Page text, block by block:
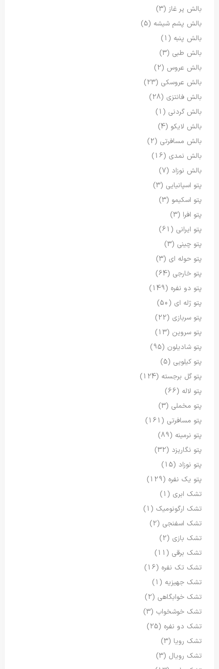
بالش پر غاز (3)
بالش پشم شیشه (5)
بالش پنبه (1)
بالش طبی (3)
بالش عروس (2)
بالش عروسکی (23)
بالش فانتزی (28)
بالش گردنی (1)
بالش لایکو (4)
بالش مسافرتی (2)
بالش نمدی (16)
بالش نوزاد (7)
پتو اسپانیایی (3)
پتو اسکیمو (3)
پتو افرا (3)
پتو ایرانی (61)
پتو چینی (3)
پتو حوله ای (3)
پتو خارجی (64)
پتو دو نفره (149)
پتو ژله ای (50)
پتو سربازی (22)
پتو سروین (13)
پتو شادیلون (95)
پتو کیلویی (5)
پتو گل برجسته (124)
پتو لاله (66)
پتو مخملی (3)
پتو مسافرتی (161)
پتو نرمینه (89)
پتو نگاریزد (32)
پتو نوزاد (15)
پتو یک نفره (129)
تشک ابری (1)
تشک ارگونومیک (1)
تشک اسفنجی (2)
تشک بازی (2)
تشک برقی (11)
تشک تک نفره (16)
تشک جهیزیه (1)
تشک خوابگاهی (2)
تشک خوشخواب (3)
تشک دو نفره (25)
تشک رویا (3)
تشک رویال (3)